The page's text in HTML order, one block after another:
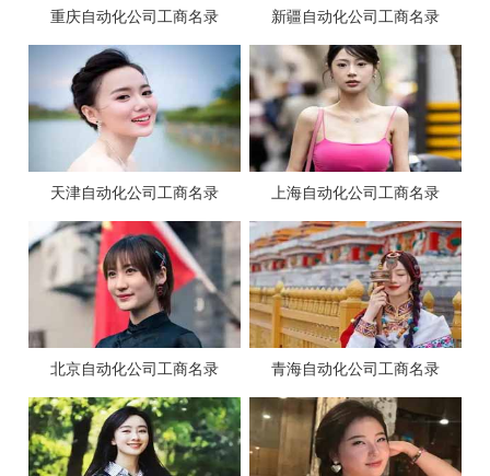
重庆自动化公司工商名录 新疆自动化公司工商名录
天津自动化公司工商名录 上海自动化公司工商名录
北京自动化公司工商名录 青海自动化公司工商名录